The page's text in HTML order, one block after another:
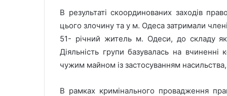
В результаті скоординованих заходів
цього злочину та у м. Одеса затримали
51- річний житель м. Одеси, до складу
Діяльність групи базувалась на
чужим майном із застосуванням
В рамках кримінального провадження